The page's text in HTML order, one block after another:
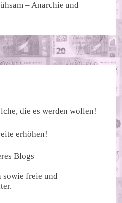
– Anarchie und
die es werden wollen!
erhöhen!
Blogs
sowie freie und